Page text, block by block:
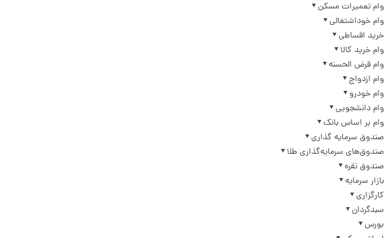
وام تعمیرات مسکن
وام خوداشتغالی
خرید اقساطی
وام خرید کالا
وام قرض الحسنه
وام ازدواج
وام خودرو
وام دانشجویی
وام بر اساس بانک
صندوق سرمایه گذاری
صندوق‌های سرمایه‌گذاری طلا
صندوق نقره
بازار سرمایه
کارگزاری
سبدگردان
بورس